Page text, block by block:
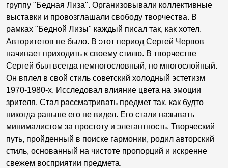
группу "Бедная Лиза". Организовывали коллективные
выставки и провозглашали свободу творчества. В
рамках "Бедной Лизы" каждый писал так, как хотел.
Авторитетов не было. В этот период Сергей Червов
начинает приходить к своему стилю. В творчестве
Сергей был всегда немногословный, но многослойный.
Он вплел в свой стиль советский холодный эстетизм
1970-1980-х. Исследовал влияние цвета на эмоции
зрителя. Стал рассматривать предмет так, как будто
никогда раньше его не видел. Его стали называть
минималистом за простоту и элегантность. Творческий
путь, пройденный в поиске гармонии, родил авторский
стиль, основанный на чистоте пропорций и искренне
свежем восприятии предмета.